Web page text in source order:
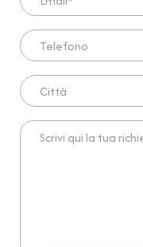
Telefono
Città
Scrivi qui la tua richiesta*